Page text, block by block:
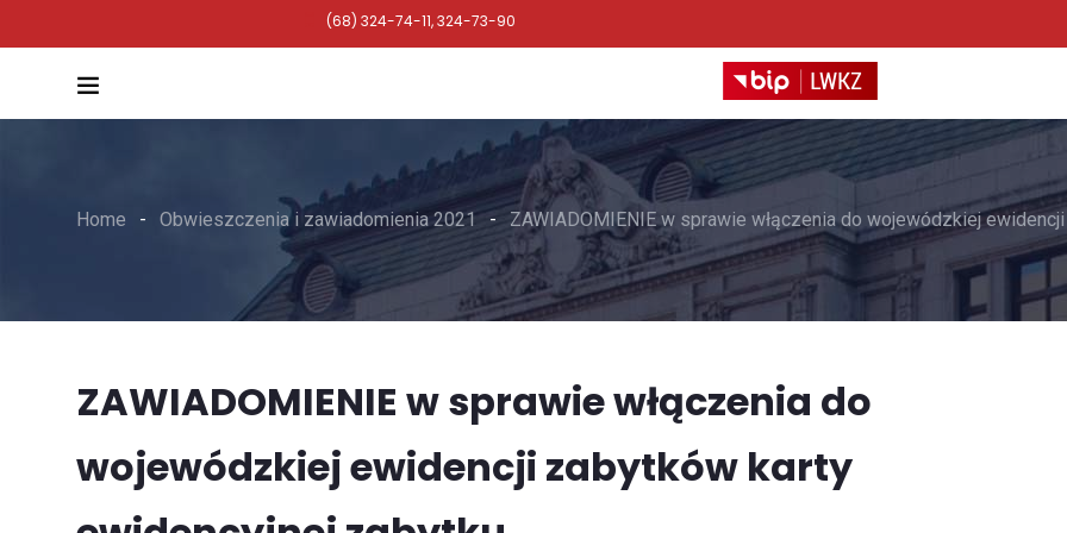
(68) 324-74-11, 324-73-90
Home Obwieszczenia i zawiadomienia 2021 ZAWIADOMIENIE w sprawie włączenia do wojewódzkiej
ZAWIADOMIENIE w sprawie włączenia do
wojewódzkiej ewidencji zabytków karty